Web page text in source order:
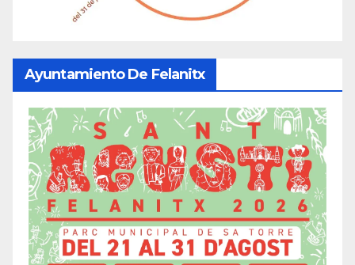
Ayuntamiento De Felanitx